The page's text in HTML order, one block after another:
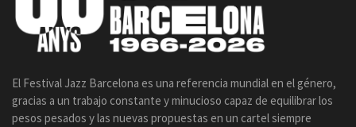
El Festival Jazz Barcelona es una referencia mundial en el género,
gracias a un trabajo constante y minucioso capaz de equilibrar los
pesos pesados y las nuevas propuestas en un cartel siempre